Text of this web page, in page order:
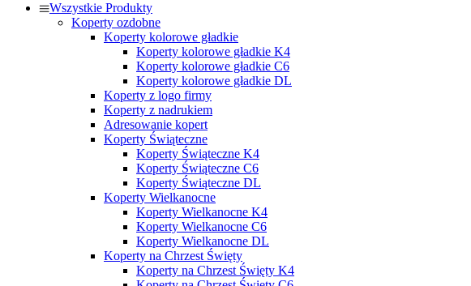
Wszystkie Produkty
Koperty ozdobne
Koperty kolorowe gładkie
Koperty kolorowe gładkie K4
Koperty kolorowe gładkie C6
Koperty kolorowe gładkie DL
Koperty z logo firmy
Koperty z nadrukiem
Adresowanie kopert
Koperty Świąteczne
Koperty Świąteczne K4
Koperty Świąteczne C6
Koperty Świąteczne DL
Koperty Wielkanocne
Koperty Wielkanocne K4
Koperty Wielkanocne C6
Koperty Wielkanocne DL
Koperty na Chrzest Święty
Koperty na Chrzest Święty K4